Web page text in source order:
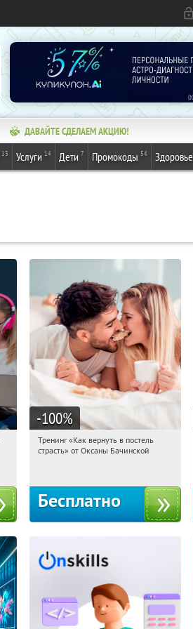
ДАВАЙТЕ СДЕЛАЕМ АКЦИЮ!
13 Услуги 14 Дети 7 Промокоды 54 Здоровье
-100%
12:10:16 Получили:
Тренинг «Как вернуть в постель
страсть» от Оксаны Бачинской
Бесплатно